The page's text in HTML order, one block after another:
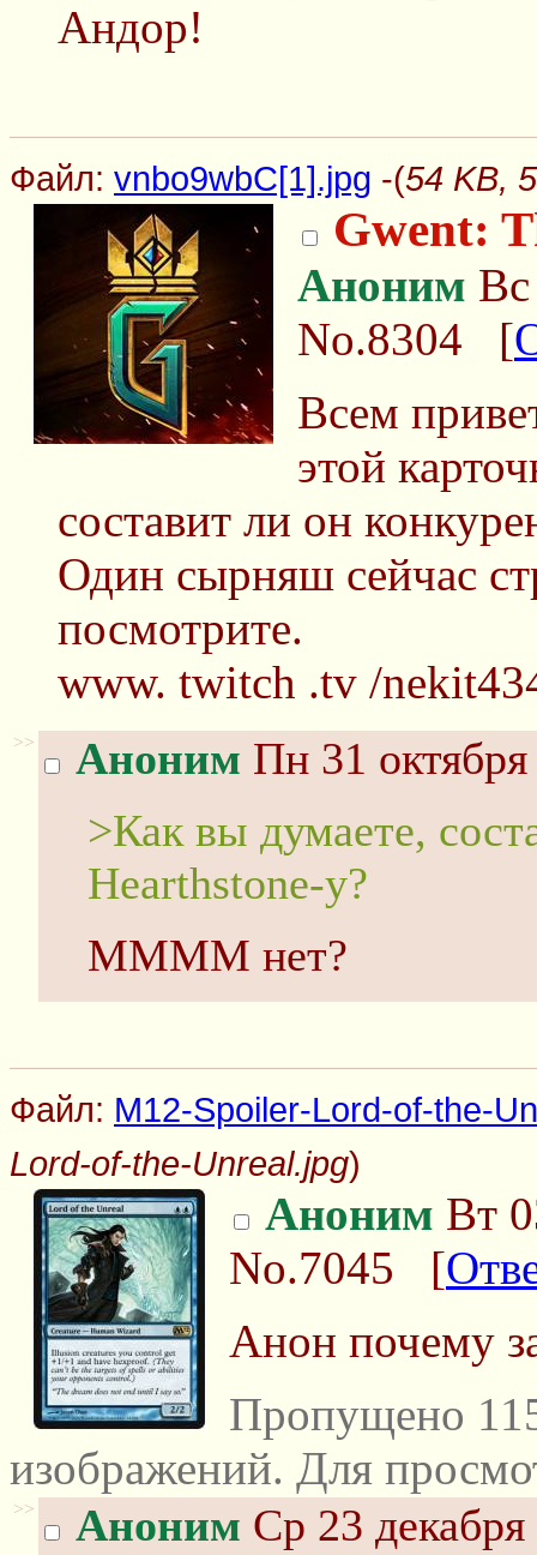
Андор!
Файл: vnbo9wbC[1].jpg -(54 KB,
Gwent:
Аноним
No.8304 [
Всем
этой
составит ли он
Один сырняш сейчас
посмотрите.
www. twitch .tv /
>> Аноним Пн 31
>Как вы думаете,
Hearthstone-у?
ММММ нет?
Файл: M12-Spoiler-Lord-of-the-
Lord-of-the-Unreal.jpg)
Аноним Вт
No.7045 [
Анон почему
Пропущено
изображений. Для
>> Аноним Ср 23